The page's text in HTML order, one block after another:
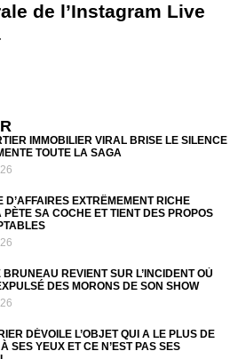
de l’Instagram Live
IMMOBILIER VIRAL BRISE LE SILENCE
TOUTE LA SAGA
D’AFFAIRES EXTRÊMEMENT RICHE
PÈTE SA COCHE ET TIENT DES PROPOS
BRUNEAU REVIENT SUR L’INCIDENT OÙ
DES MORONS DE SON SHOW
DÉVOILE L’OBJET QUI A LE PLUS DE
SES YEUX ET CE N’EST PAS SES